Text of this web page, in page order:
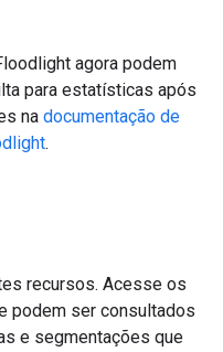
agora podem
para estatísticas após
na documentação de
.
recursos. Acesse os
podem ser consultados
e segmentações que